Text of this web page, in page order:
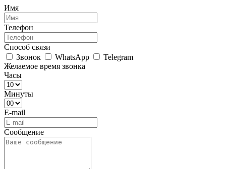
Имя
Телефон
Способ связи
Звонок
WhatsApp
Telegram
Желаемое время звонка
Часы
Минуты
E-mail
Сообщение